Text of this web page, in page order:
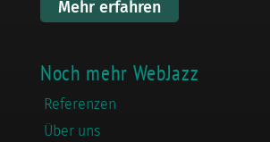
Mehr erfahren
Noch mehr WebJazz
Referenzen
Über uns